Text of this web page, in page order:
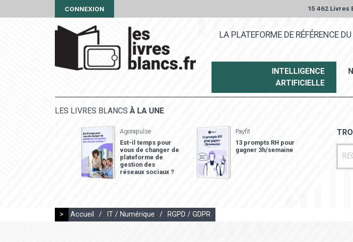
CONNEXION 15 462 Livres
LA PLATEFORME DE RÉFÉRENCE DU
INTELLIGENCE
ARTIFICIELLE
LES LIVRES BLANCS À LA UNE
Agorapulse
Est-il temps pour
vous de changer de
plateforme de
gestion des
réseaux sociaux ?
Payfit
13 prompts RH pour
gagner 3h/semaine
> Accueil / IT / Numérique / RGPD / GDPR